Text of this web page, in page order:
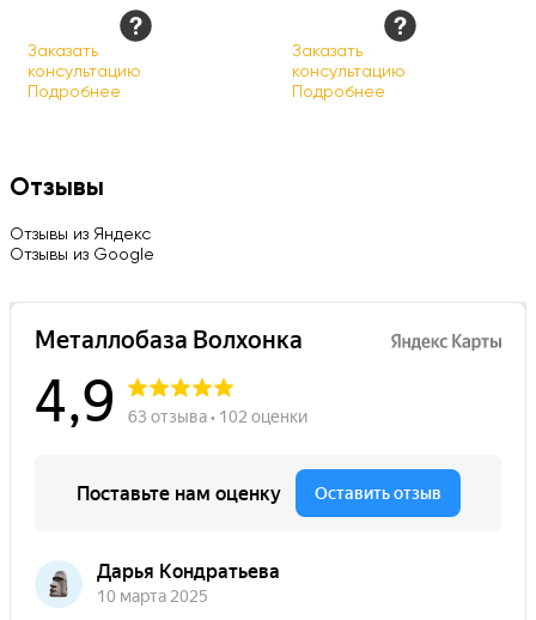
Заказать
консультацию
Подробнее
Заказать
консультацию
Подробнее
Отзывы
Отзывы из Яндекс
Отзывы из Google